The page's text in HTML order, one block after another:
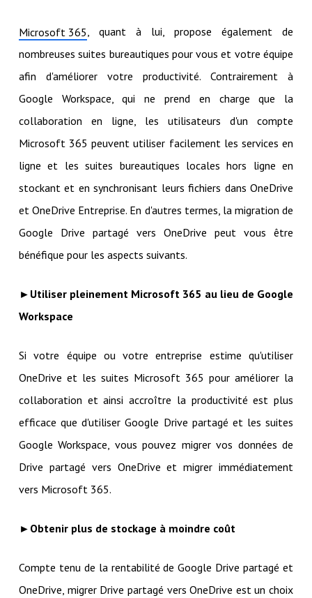
Microsoft 365 , quant à lui, propose également de
nombreuses suites bureautiques pour vous et votre équipe
afin d'améliorer votre productivité. Contrairement à
Google Workspace, qui ne prend en charge que la
collaboration en ligne, les utilisateurs d'un compte
Microsoft 365 peuvent utiliser facilement les services en
ligne et les suites bureautiques locales hors ligne en
stockant et en synchronisant leurs fichiers dans OneDrive
et OneDrive Entreprise. En d'autres termes, la migration de
Google Drive partagé vers OneDrive peut vous être
bénéfique pour les aspects suivants.
►Utiliser pleinement Microsoft 365 au lieu de Google
Workspace
Si votre équipe ou votre entreprise estime qu'utiliser
OneDrive et les suites Microsoft 365 pour améliorer la
collaboration et ainsi accroître la productivité est plus
efficace que d'utiliser Google Drive partagé et les suites
Google Workspace, vous pouvez migrer vos données de
Drive partagé vers OneDrive et migrer immédiatement
vers Microsoft 365.
►Obtenir plus de stockage à moindre coût
Compte tenu de la rentabilité de Google Drive partagé et
OneDrive, migrer Drive partagé vers OneDrive est un choix